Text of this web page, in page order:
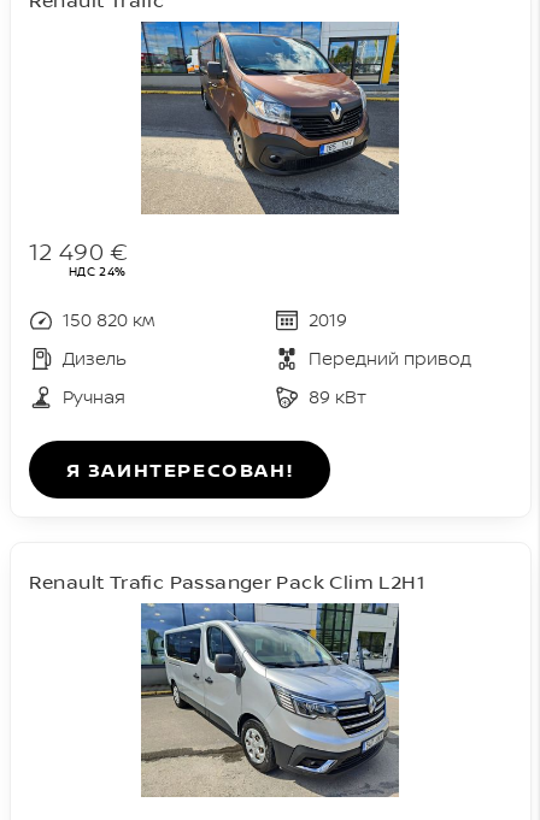
12 490 €
НДС 24%
150 820 км
2019
Дизель
Передний привод
Ручная
89 кВт
Я ЗАИНТЕРЕСОВАН!
Renault Trafic Passanger Pack Clim L2H1